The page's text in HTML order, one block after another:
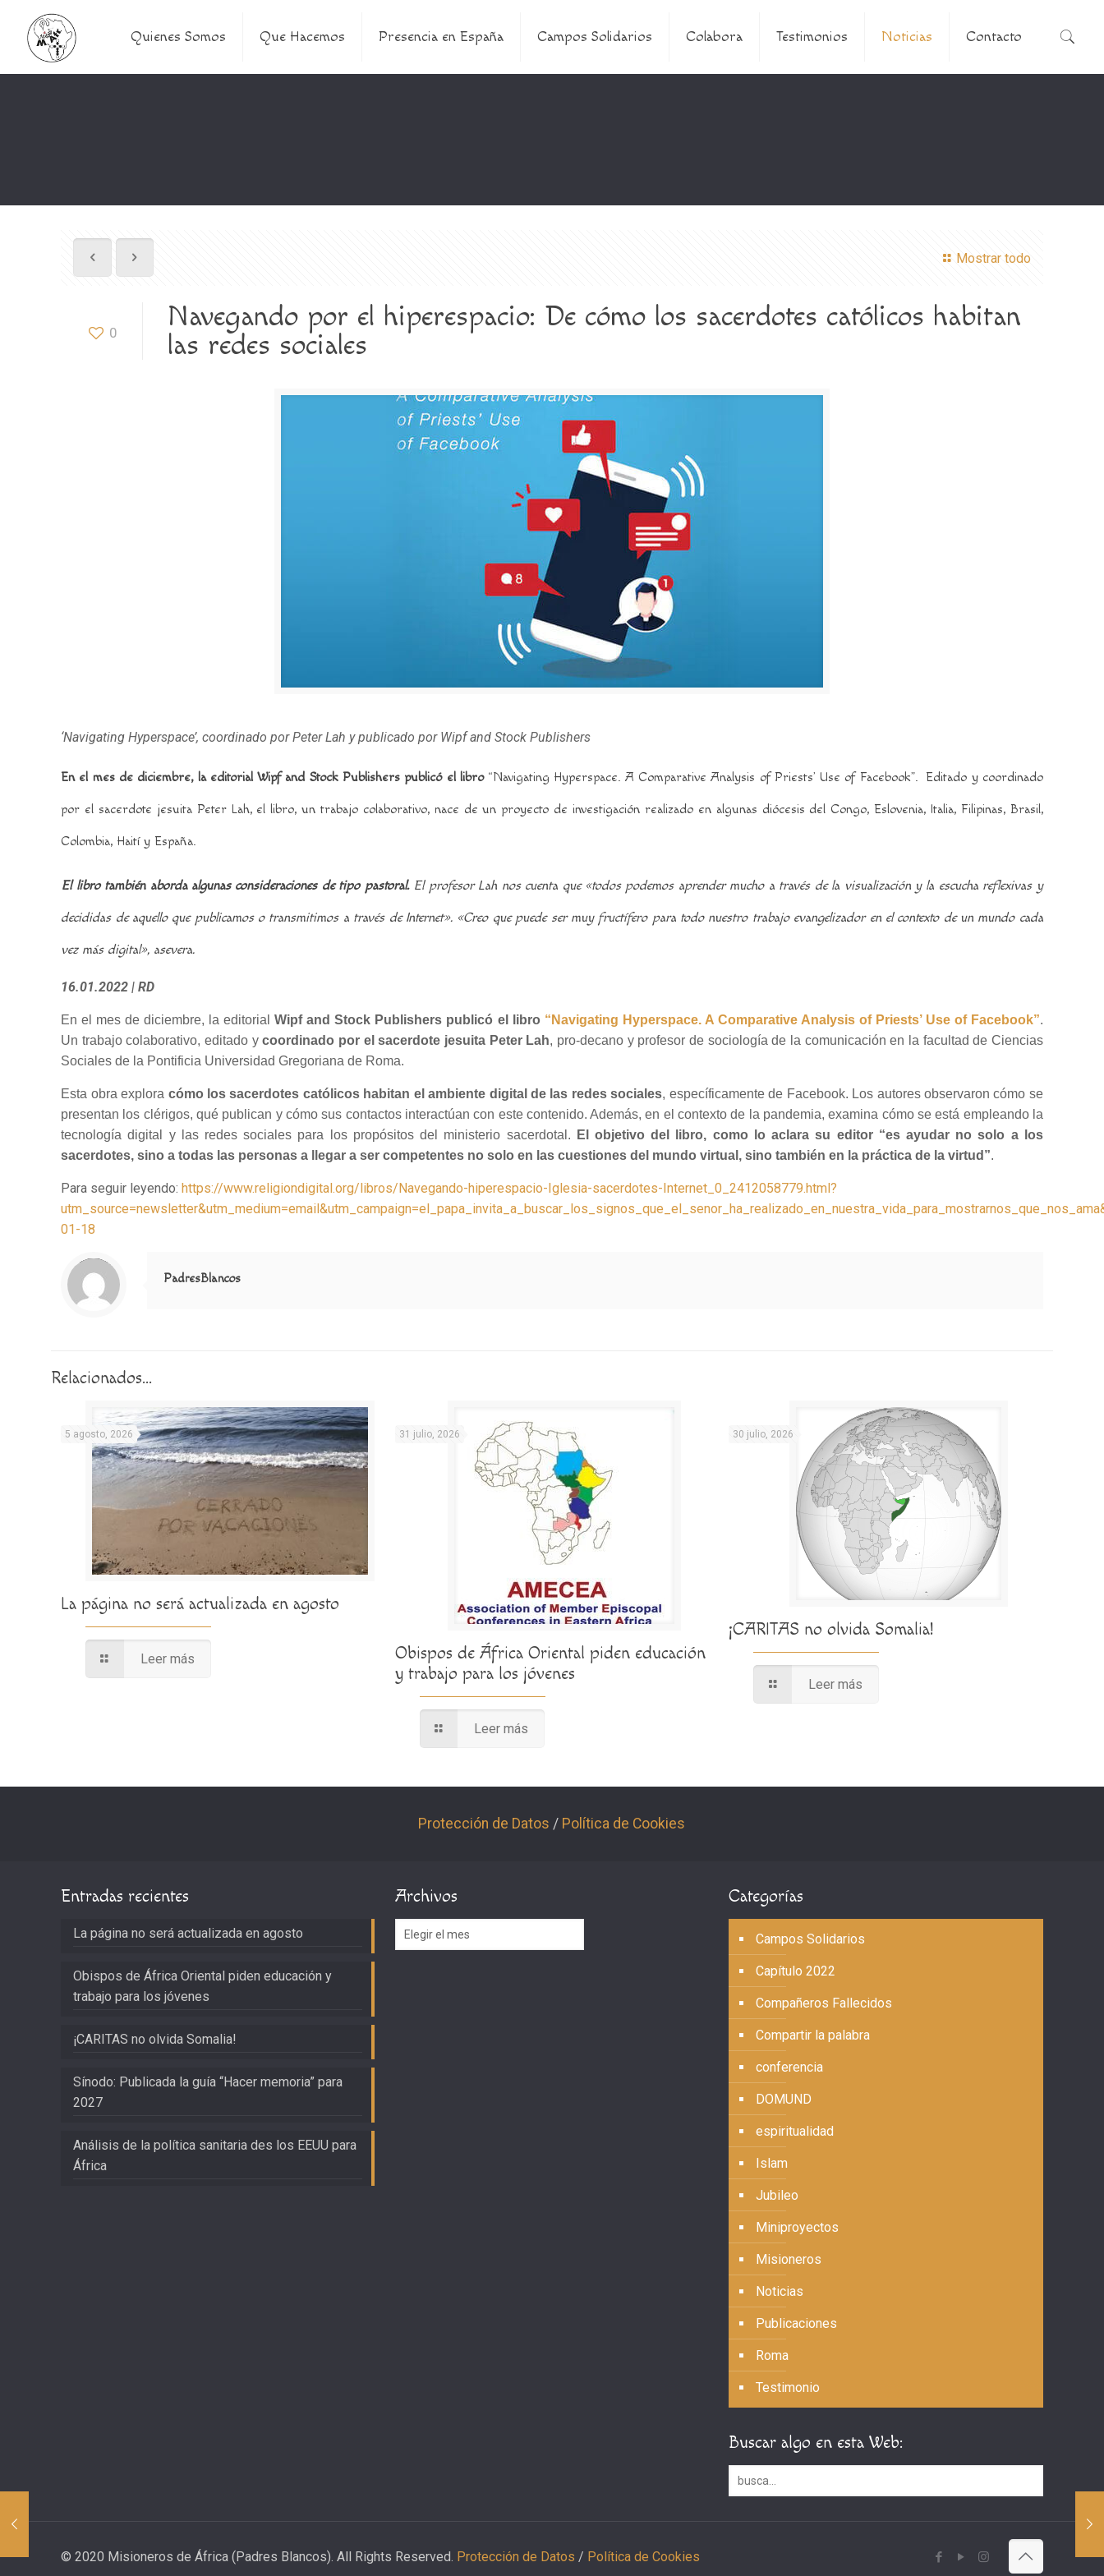
Quienes Somos Que Hacemos Presencia en España Campos Solidarios Colabora Testimonios Noticias Contacto
Mostrar todo
0
Navegando por el hiperespacio: De cómo los sacerdotes católicos habitan
las redes sociales
‘Navigating Hyperspace’, coordinado por Peter Lah y publicado por Wipf and Stock Publishers
En el mes de diciembre, la editorial Wipf and Stock Publishers publicó el libro “Navigating Hyperspace. A Comparative Analysis of Priests’ Use of Facebook”. Editado y coordinado
por el sacerdote jesuita Peter Lah, el libro, un trabajo colaborativo, nace de un proyecto de investigación realizado en algunas diócesis del Congo, Eslovenia, Italia, Filipinas, Brasil,
Colombia, Haití y España.
El libro también aborda algunas consideraciones de tipo pastoral.El profesor Lah nos cuenta que «todos podemos aprender mucho a través de la visualización y la escucha reflexivas y
decididas de aquello que publicamos o transmitimos a través de Internet». «Creo que puede ser muy fructífero para todo nuestro trabajo evangelizador en el contexto de un mundo cada
vez más digital», asevera.
16.01.2022 | RD
En el mes de diciembre, la editorialWipf and Stock Publishers publicó el libro “Navigating Hyperspace. A Comparative Analysis of Priests’ Use of Facebook”.
Un trabajo colaborativo, editado ycoordinado por el sacerdote jesuita Peter Lah, pro-decano y profesor de sociología de la comunicación en la facultad de Ciencias
Sociales de la Pontificia Universidad Gregoriana de Roma.
Esta obra explora cómo los sacerdotes católicos habitan el ambiente digital de las redes sociales, específicamente de Facebook. Los autores observaron cómo se
presentan los clérigos, qué publican y cómo sus contactos interactúan con este contenido. Además, en el contexto de la pandemia, examina cómo se está empleando la
tecnología digital y las redes sociales para los propósitos del ministerio sacerdotal.
El objetivo del libro, como lo aclara su editor “es ayudar no solo a los
sacerdotes, sino a todas las personas a llegar a ser competentes no solo en las cuestiones del mundo virtual, sino también en la práctica de la virtud”.
Para seguir leyendo:https://www.religiondigital.org/libros/Navegando-hiperespacio-Iglesia-sacerdotes-Internet_0_2412058779.html?
01-18
Notice
: Trying to access array offset on value of type null in
/home/misioner/public_html/padresblancos/themes/betheme/includes/content-single.php
on line
286
PadresBlancos
Relacionados...
5 agosto, 2026
La página no será actualizada en agosto
Leer más
31 julio, 2026
Obispos de África Oriental piden educación
y trabajo para los jóvenes
Leer más
30 julio, 2026
¡CARITAS no olvida Somalia!
Leer más
Protección de Datos / Política de Cookies
Entradas recientes
La página no será actualizada en agosto
Obispos de África Oriental piden educación y
trabajo para los jóvenes
¡CARITAS no olvida Somalia!
Sínodo: Publicada la guía “Hacer memoria” para
2027
Análisis de la política sanitaria des los EEUU para
África
Archivos
Archivos
Categorías
Campos Solidarios
Capítulo 2022
Compañeros Fallecidos
Compartir la palabra
conferencia
DOMUND
espiritualidad
Islam
Jubileo
Miniproyectos
Misioneros
Noticias
Publicaciones
Roma
Testimonio
Buscar algo en esta Web:
© 2020 Misioneros de África (Padres Blancos). All Rights Reserved. Protección de Datos / Política de Cookies